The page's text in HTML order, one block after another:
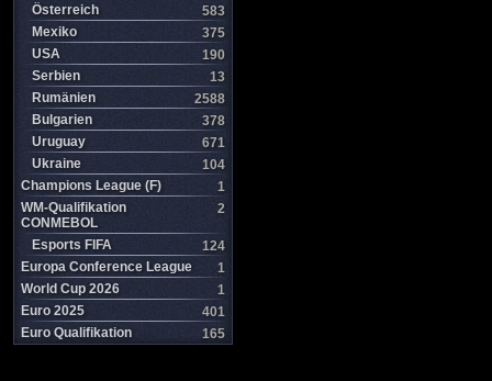
Österreich
583
Mexiko
375
USA
190
Serbien
13
Rumänien
2588
Bulgarien
378
Uruguay
671
Ukraine
104
Champions League (F)
1
WM-Qualifikation
CONMEBOL
2
Esports FIFA
124
Europa Conference League
1
World Cup 2026
1
Euro 2025
401
Euro Qualifikation
165